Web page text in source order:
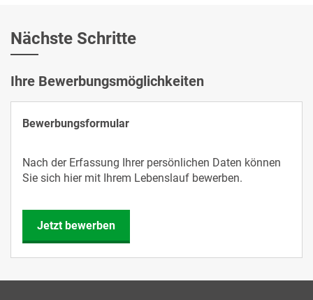
Nächste Schritte
Ihre Bewerbungsmöglichkeiten
Bewerbungsformular
Nach der Erfassung Ihrer persönlichen Daten können
Sie sich hier mit Ihrem Lebenslauf bewerben.
Jetzt bewerben